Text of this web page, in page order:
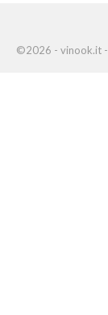
©2026 - vinook.it